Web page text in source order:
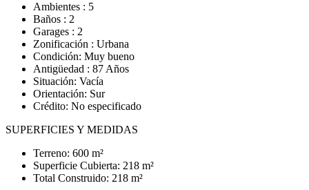
Ambientes : 5
Baños : 2
Garages : 2
Zonificación : Urbana
Condición: Muy bueno
Antigüedad : 87 Años
Situación: Vacía
Orientación: Sur
Crédito: No especificado
SUPERFICIES Y MEDIDAS
Terreno: 600 m²
Superficie Cubierta: 218 m²
Total Construido: 218 m²